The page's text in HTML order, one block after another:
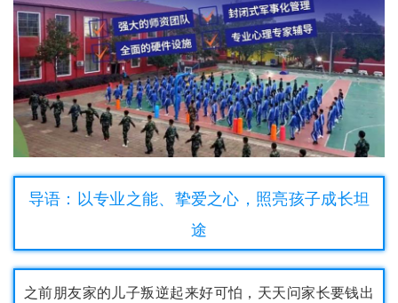
导语：以专业之能、挚爱之心，照亮孩子成长坦
途
之前朋友家的儿子叛逆起来好可怕，天天问家长要钱出